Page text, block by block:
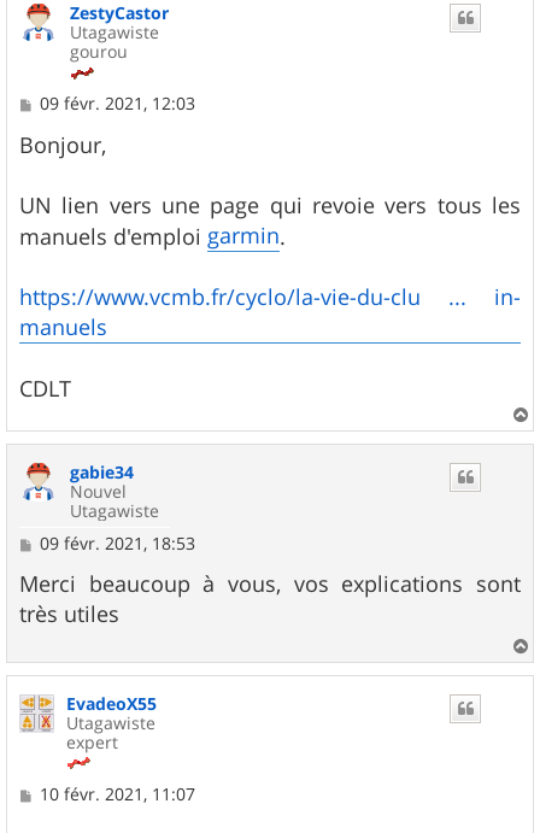
ZestyCastor
Utagawiste
gourou
M
s
s
g
e
09 févr. 2021, 12:03
Bonjour,
UN lien vers une page qui revoie vers tous les
manuels d'emploi garmin.
https://www.vcmb.fr/cyclo/la-vie-du-clu ... in-
manuels
CDLT
a
gabie34
Nouvel
Utagawiste
M
s
s
a
09 févr. 2021, 18:53
Merci beaucoup à vous, vos explications sont
très utiles
a
EvadeoX55
Utagawiste
expert
M10 févr. 2021, 11:07